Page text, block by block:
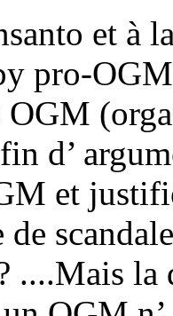
et à
pro-
d’
et
....Mais la